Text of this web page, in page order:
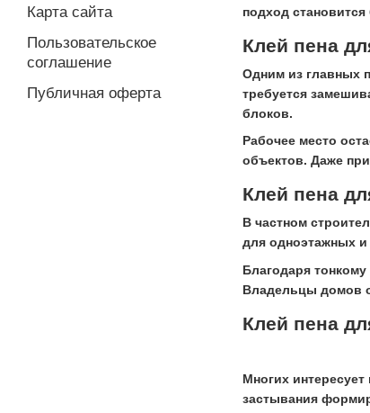
подход
Клей пена
Одним из главных
требуется
блоков.
Рабочее место
объектов. Даже
Клей пена
В частном
для одноэтажных и
Благодаря
Владельцы домов
Клей пена
Многих
застывания
Карта сайта
Пользовательское
соглашение
Публичная оферта